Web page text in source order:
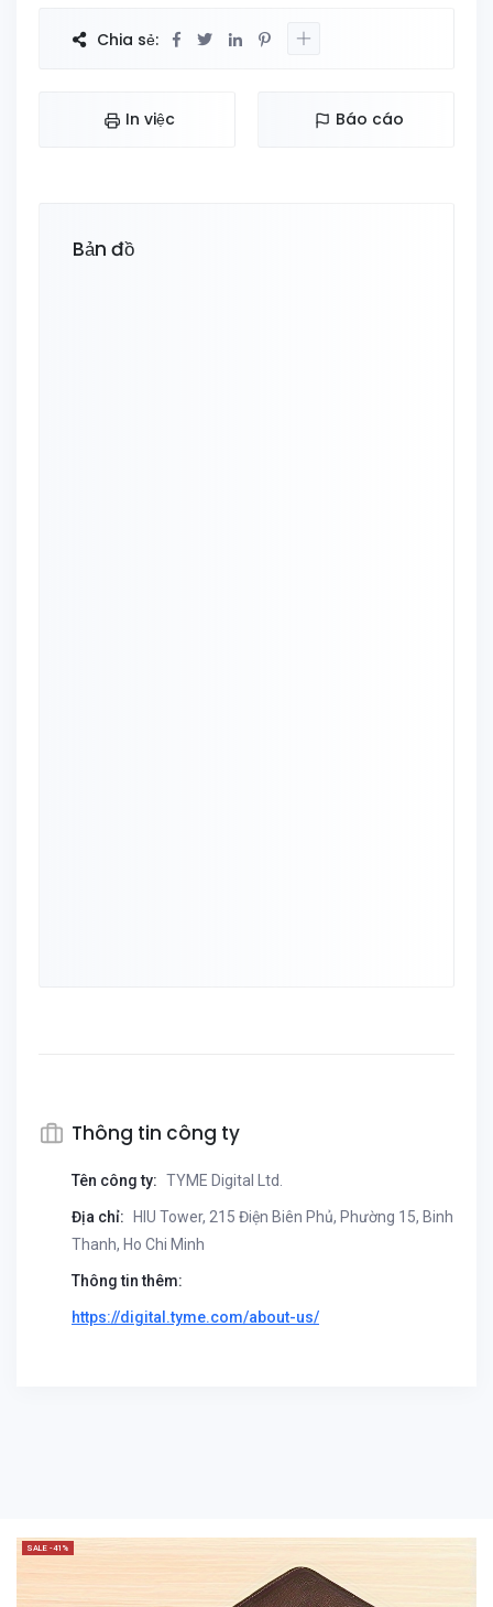
Chia sẻ:
In việc Báo cáo
Bản đồ
Thông tin công ty
Tên công ty: TYME Digital Ltd.
Địa chỉ:
HIU Tower, 215 Điện Biên Phủ, Phường 15, Binh
Thanh, Ho Chi Minh
Thông tin thêm:
https://digital.tyme.com/about-us/
SALE -41%